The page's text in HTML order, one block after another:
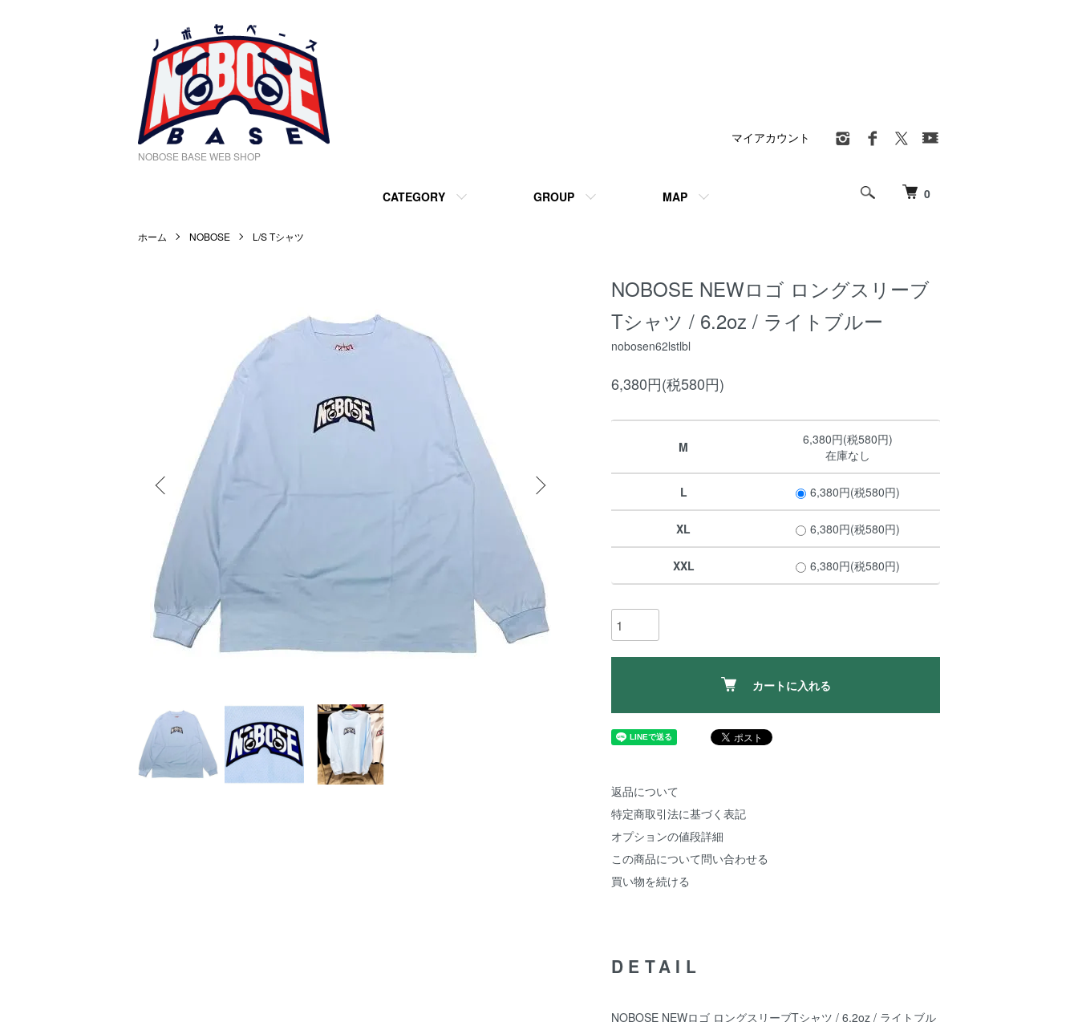
NOBOSE BASE WEB SHOP
0
CATEGORY GROUP MAP
マイアカウント
ホーム NOBOSE L/S Tシャツ
NOBOSE NEWロゴ ロングスリーブ
Tシャツ / 6.2oz / ライトブルー
nobosen62lstlbl
6,380円(税580円)
M
6,380円(税580円)
在庫なし
L 6,380円(税580円)
XL 6,380円(税580円)
XXL 6,380円(税580円)
カートに入れる
返品について
特定商取引法に基づく表記
オプションの値段詳細
この商品について問い合わせる
買い物を続ける
DETAIL
NOBOSE NEWロゴ ロングスリーブTシャツ / 6.2oz / ライトブル